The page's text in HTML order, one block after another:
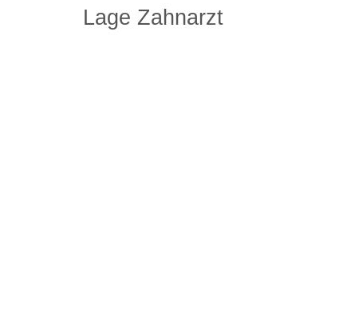
Lage Zahnarzt